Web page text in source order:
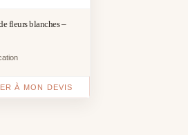
fleurs blanches –
À MON DEVIS